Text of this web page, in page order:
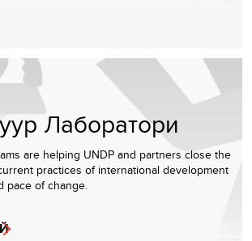
Лаборатори
are helping UNDP and partners close the
practices of international development
pace of change.